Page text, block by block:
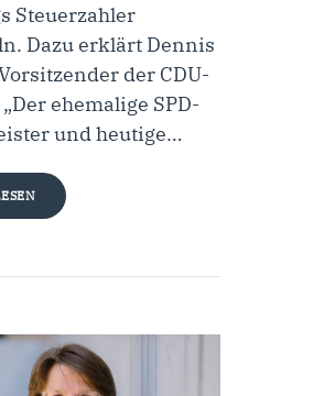
Steuerzahler
Dazu erklärt Dennis
der CDU-
ehemalige SPD-
und heutige…